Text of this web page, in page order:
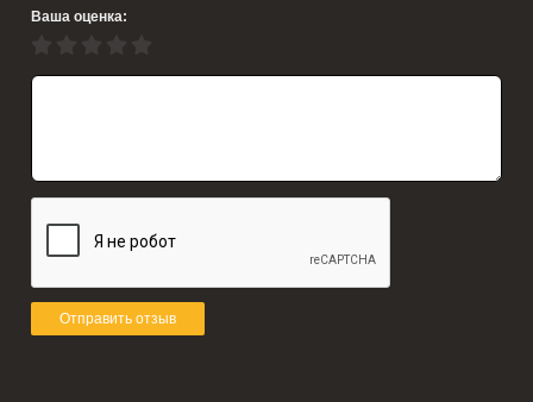
Ваша оценка:
Отправить отзыв